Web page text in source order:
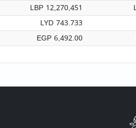
LBP 12,270,451
LYD 743.733
EGP 6,492.00